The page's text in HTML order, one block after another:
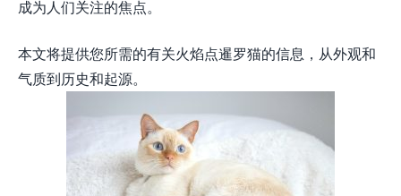
成为人们关注的焦点。
本文将提供您所需的有关火焰点暹罗猫的信息，从外观和
气质到历史和起源。